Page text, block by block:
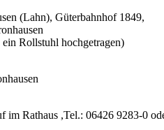
(Lahn), Güterbahnhof 1849,
Rollstuhl hochgetragen)
im Rathaus ,Tel.: 06426 9283-0